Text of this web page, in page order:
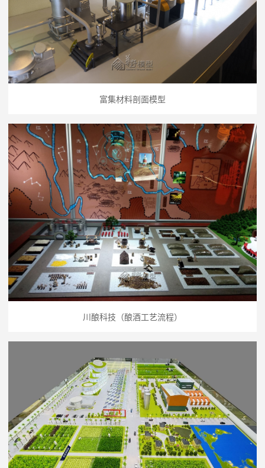
富集材料剖面模型
川酿科技（酿酒工艺流程）